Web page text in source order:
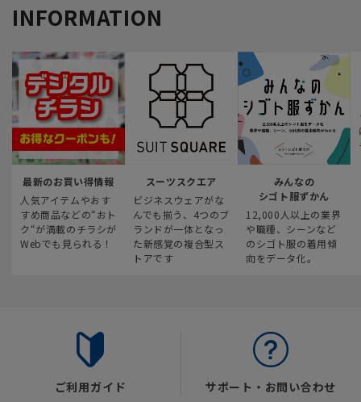
INFORMATION
最新のお買い得情報
人気アイテムやおす
すめ商品などの“おト
ク“が満載のチラシが
Webでも見られる！
スーツスクエア
ビジネスウェアがな
んでも揃う、4つのブ
ランドが一体となっ
た新感覚の複合型ス
トアです
みんなの
シゴト服ずかん
12,000人以上の業界
や職種、シーンなど
のシゴト服の着用傾
向をデータ化。
ご利用ガイド サポート・お問い合わせ